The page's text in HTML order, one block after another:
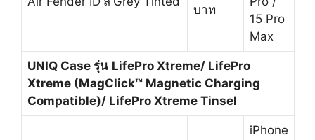
บาท
15 Pro
Max
UNIQ Case รุ่น LifePro Xtreme/ LifePro
Xtreme (MagClick™ Magnetic Charging
Compatible)/ LifePro Xtreme Tinsel
iPhone